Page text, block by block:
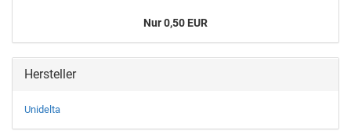
Nur 0,50 EUR
Hersteller
Unidelta